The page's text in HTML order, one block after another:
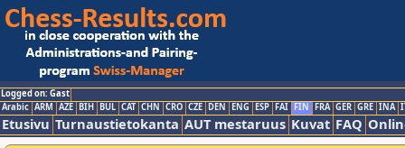
Logged on: Gast
Arabic ARM AZE BIH BUL CAT CHN CRO CZE DEN ENG ESP FAI FIN FRA GER GRE INA
Etusivu Turnaustietokanta AUT mestaruus Kuvat FAQ